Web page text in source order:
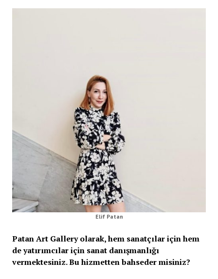
Elif Patan
Patan Art Gallery olarak, hem sanatçılar için hem
de yatırımcılar için sanat danışmanlığı
vermektesiniz. Bu hizmetten bahseder misiniz?